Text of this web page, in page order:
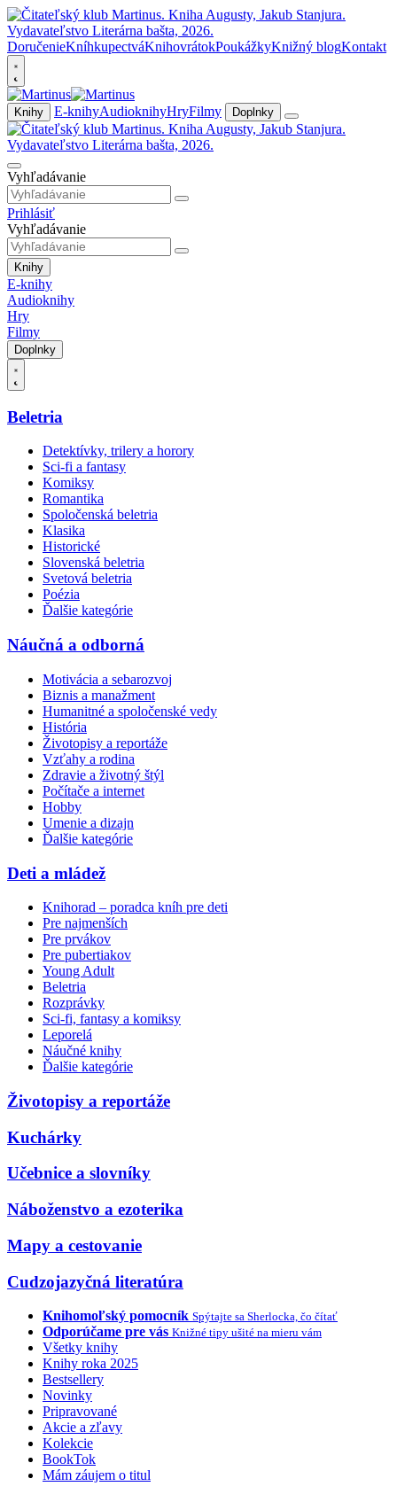
DoručenieKníhkupectváKnihovrátokPoukážkyKnižný blogKontakt
Knihy E-knihyAudioknihyHryFilmy Doplnky
Vyhľadávanie
Prihlásiť
Vyhľadávanie
Knihy
E-knihy
Audioknihy
Hry
Filmy
Doplnky
Beletria
Detektívky, trilery a horory
Sci-fi a fantasy
Komiksy
Romantika
Spoločenská beletria
Klasika
Historické
Slovenská beletria
Svetová beletria
Poézia
Ďalšie kategórie
Náučná a odborná
Motivácia a sebarozvoj
Biznis a manažment
Humanitné a spoločenské vedy
História
Životopisy a reportáže
Vzťahy a rodina
Zdravie a životný štýl
Počítače a internet
Hobby
Umenie a dizajn
Ďalšie kategórie
Deti a mládež
Knihorad – poradca kníh pre deti
Pre najmenších
Pre prvákov
Pre pubertiakov
Young Adult
Beletria
Rozprávky
Sci-fi, fantasy a komiksy
Leporelá
Náučné knihy
Ďalšie kategórie
Životopisy a reportáže
Kuchárky
Učebnice a slovníky
Náboženstvo a ezoterika
Mapy a cestovanie
Cudzojazyčná literatúra
Knihomoľský pomocník Spýtajte sa Sherlocka, čo čítať
Odporúčame pre vás Knižné tipy ušité na mieru vám
Všetky knihy
Knihy roka 2025
Bestsellery
Novinky
Pripravované
Akcie a zľavy
Kolekcie
BookTok
Mám záujem o titul